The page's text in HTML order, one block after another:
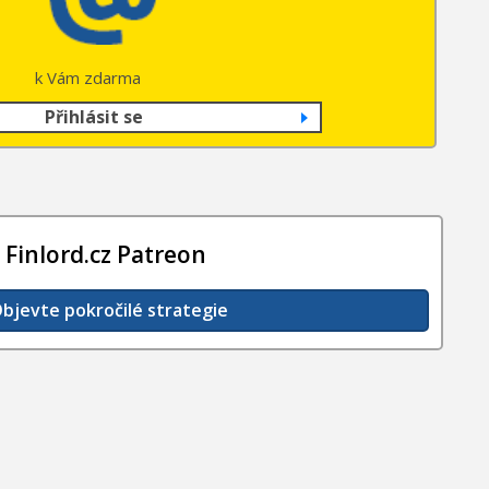
k Vám zdarma
Přihlásit se
Finlord.cz Patreon
pokročilé strategie